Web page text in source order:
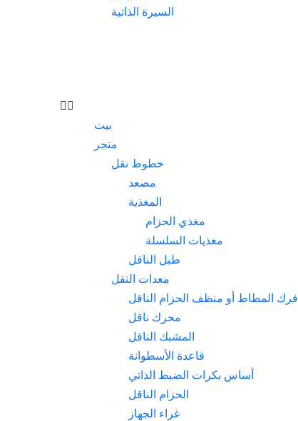
السيرة الذاتية
بيت
متجر
خطوط نقل
مصعد
المغذية
مغذي الحزام
مغذيات السلسلة
طبل الناقل
معدات النقل
فرك المطاط أو منظف الحزام الناقل
محرك ناقل
المشبك الناقل
قاعدة الأسطوانة
أساس بكرات الضبط الذاتي
الحزام الناقل
غراء الجهاز